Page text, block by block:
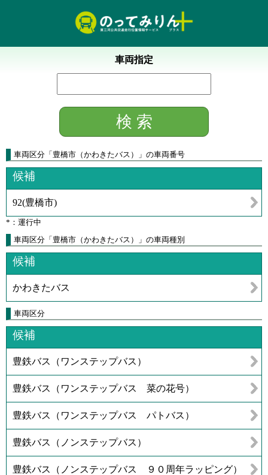
車両指定
車両区分 「 豊橋市（かわきたバス） 」 の車両番号
候補
92(豊橋市)
*：運行中
車両区分「豊橋市（かわきたバス）」の車両種別
候補
かわきたバス
車両区分
候補
豊鉄バス（ワンステップバス）
豊鉄バス（ワンステップバス 菜の花号）
豊鉄バス（ワンステップバス パトバス）
豊鉄バス（ノンステップバス）
豊鉄バス（ノンステップバス ９０周年ラッピング）